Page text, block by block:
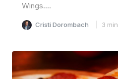
Wings....
Cristi Dorombach 3 min